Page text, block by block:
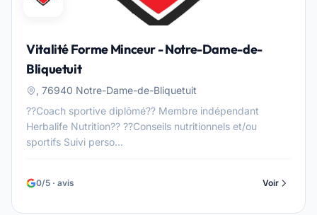
Vitalité Forme Minceur - Notre-Dame-de-
Bliquetuit
, 76940 Notre-Dame-de-Bliquetuit
??Coach sportive diplômé?? Membre indépendant
Herbalife Nutrition?? ??Conseils nutritionnels et/ou
sportifs Suivi perso...
0/5 · avis Voir